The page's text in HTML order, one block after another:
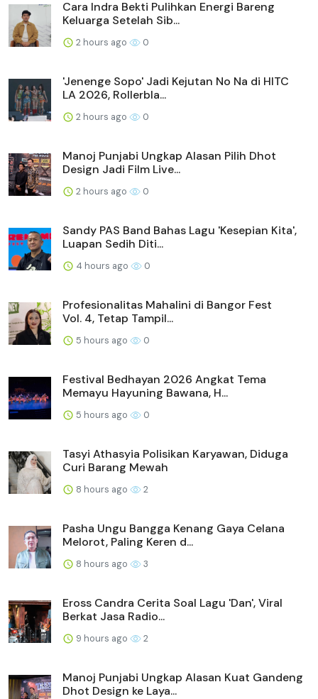
Cara Indra Bekti Pulihkan Energi Bareng
Keluarga Setelah Sib...
2 hours ago 0
'Jenenge Sopo' Jadi Kejutan No Na di HITC
LA 2026, Rollerbla...
2 hours ago 0
Manoj Punjabi Ungkap Alasan Pilih Dhot
Design Jadi Film Live...
2 hours ago 0
Sandy PAS Band Bahas Lagu 'Kesepian Kita',
Luapan Sedih Diti...
4 hours ago 0
Profesionalitas Mahalini di Bangor Fest
Vol. 4, Tetap Tampil...
5 hours ago 0
Festival Bedhayan 2026 Angkat Tema
Memayu Hayuning Bawana, H...
5 hours ago 0
Tasyi Athasyia Polisikan Karyawan, Diduga
Curi Barang Mewah
8 hours ago 2
Pasha Ungu Bangga Kenang Gaya Celana
Melorot, Paling Keren d...
8 hours ago 3
Eross Candra Cerita Soal Lagu 'Dan', Viral
Berkat Jasa Radio...
9 hours ago 2
Manoj Punjabi Ungkap Alasan Kuat Gandeng
Dhot Design ke Laya...